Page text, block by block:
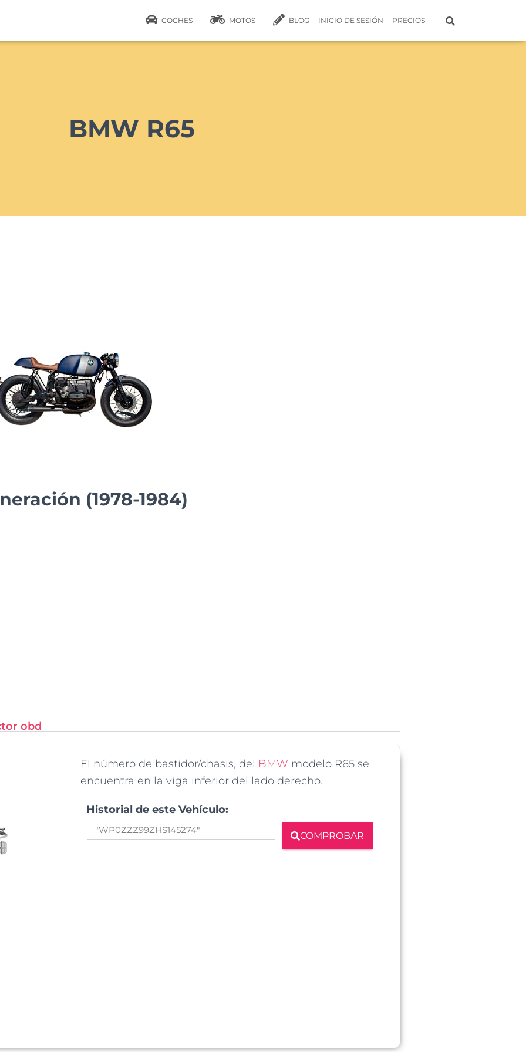
COCHES MOTOS BLOG INICIO DE SESIÓN PRECIOS
BMW R65
(1978-1984)
obd
El número de bastidor/chasis, del BMW modelo R65 se
encuentra en la viga inferior del lado derecho.
Historial de este Vehículo:
COMPROBAR